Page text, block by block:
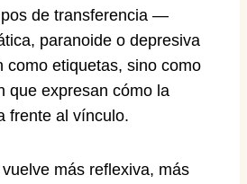
de transferencia —
paranoide o depresiva
etiquetas, sino como
que expresan cómo la
frente al vínculo.
más reflexiva, más